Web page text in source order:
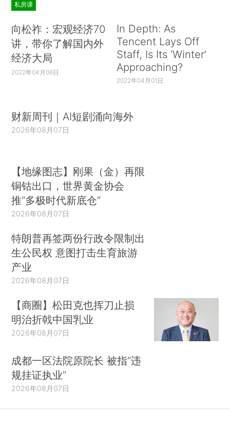
私房课
向松祚：宏观经济70
讲，带你了解国内外
经济大局
2022年04月06日
In Depth: As
Tencent Lays Off
Staff, Is Its ‘Winter’
Approaching?
2022年04月01日
财新周刊｜AI短剧涌向海外
2026年08月07日
【地缘图志】刚果（金）再限
铜钴出口，世界黄金协会
推“多极时代新底仓”
2026年08月07日
特朗普再签两份行政令限制出
生公民权 意图打击生育旅游
产业
2026年08月07日
【商圈】松田克也挥刀止损
明治折戟中国乳业
2026年08月07日
成都一区法院原院长 被指“违
规挂证执业”
2026年08月07日